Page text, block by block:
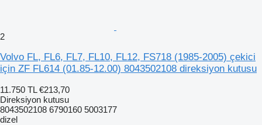
2
Volvo FL, FL6, FL7, FL10, FL12, FS718 (1985-2005) çekici
için ZF FL614 (01.85-12.00) 8043502108 direksiyon kutusu
11.750 TL €213,70
Direksiyon kutusu
8043502108 6790160 5003177
dizel